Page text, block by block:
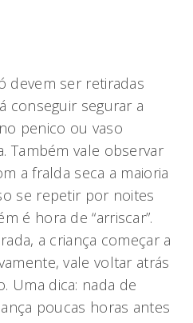
devem ser retiradas
conseguir segurar a
penico ou vaso
Também vale observar
a fralda seca a maioria
se repetir por noites
é hora de “arriscar”.
a criança começar a
vale voltar atrás
Uma dica: nada de
poucas horas antes